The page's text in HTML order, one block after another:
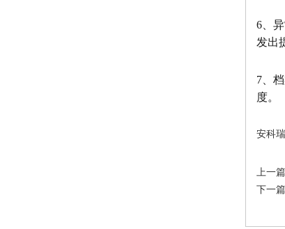
6、
发出
7、
度。
安科
上一篇
下一篇